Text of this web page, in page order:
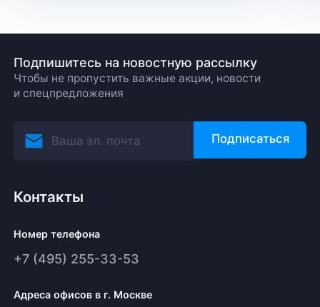
Подпишитесь на новостную рассылку
Чтобы не пропустить важные акции, новости
и спецпредложения
Подписаться
Контакты
Номер телефона
+7 (495) 255-33-53
Адреса офисов в г. Москве